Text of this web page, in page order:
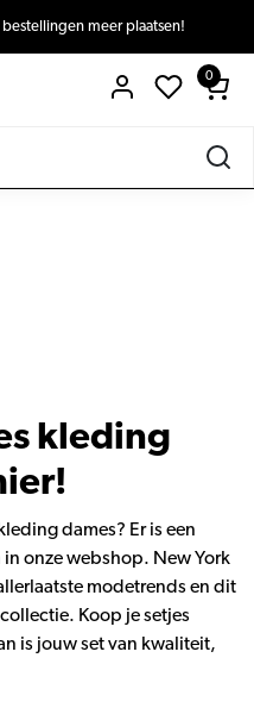
meer plaatsen!
0
kleding
dames? Er is een
onze webshop. New York
modetrends en dit
Koop je setjes
is jouw set van kwaliteit,